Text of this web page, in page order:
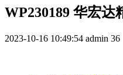
WP230189 华宏达
2023-10-16 10:49:54 admin 36